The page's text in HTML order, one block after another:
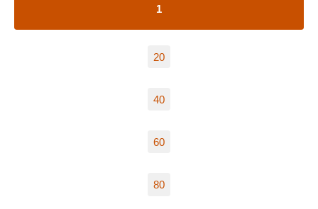
1
20
40
60
80